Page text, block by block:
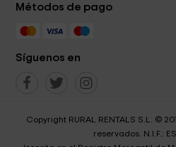
Métodos de pago
Síguenos en
Copyright RURAL RENTALS S.L. ©
reservados. N.I.F.: